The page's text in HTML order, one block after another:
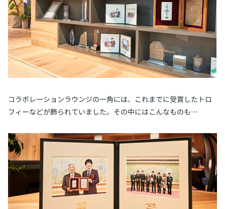
コラボレーションラウンジの一角には、これまでに受賞したトロ
フィーなどが飾られていました。その中にはこんなものも…